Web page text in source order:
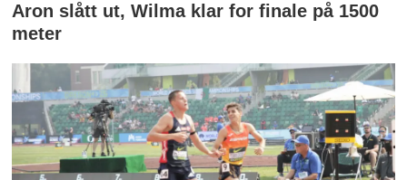
Aron slått ut, Wilma klar for finale på 1500
meter